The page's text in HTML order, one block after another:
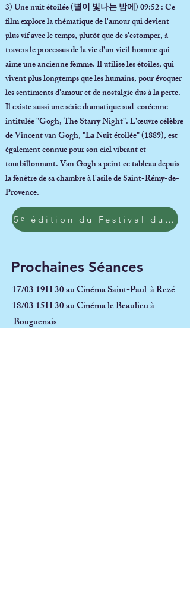
3) Une nuit étoilée (별이 빛나는 밤에)09:52 : Ce
film explore la thématique de l'amour qui devient
plus vif avec le temps, plutôt que de s'estomper, à
travers le processus de la vie d'un vieil homme qui
aime une ancienne femme. Il utilise les étoiles, qui
vivent plus longtemps que les humains, pour évoquer
les sentiments d'amour et de nostalgie dus à la perte.
Il existe aussi une série dramatique sud-coréenne
intitulée "Gogh, The Starry Night". L'œuvre célèbre
de Vincent van Gogh, "La Nuit étoilée" (1889), est
également connue pour son ciel vibrant et
tourbillonnant. Van Gogh a peint ce tableau depuis
la fenêtre de sa chambre à l'asile de Saint-Rémy-de-
Provence.
5ᵉ édition du Festival du Film Coréen NANTCO
Prochaines Séances
17/03 19H 30 auCinéma Saint-Paul àRezé
18/03 15H 30 au Cinéma le Beaulieu à
Bouguenais